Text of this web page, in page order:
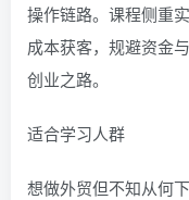
操作链路。课程侧重
成本获客，规避资金
创业之路。
适合学习人群
想做外贸但不知从何